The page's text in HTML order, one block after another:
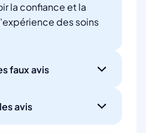
la confiance et la
des soins
faux avis
avis